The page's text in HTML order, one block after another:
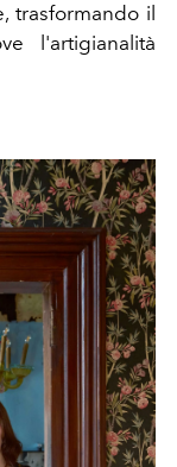
trasformando il
l'artigianalità